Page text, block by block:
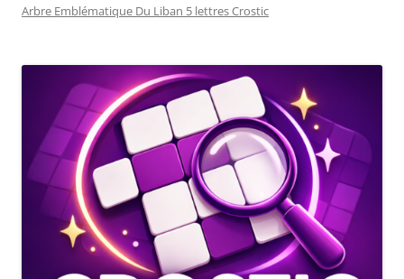
Arbre Emblématique Du Liban 5 lettres Crostic